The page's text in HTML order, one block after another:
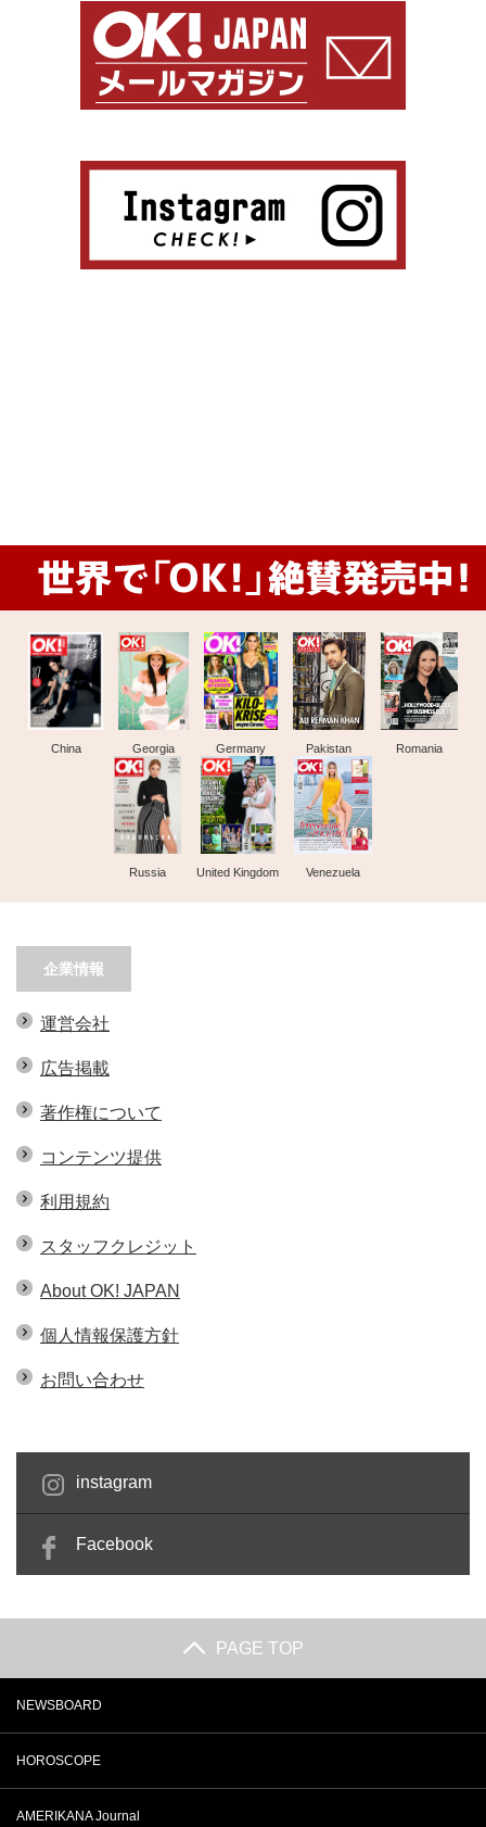
China Georgia Germany Pakistan Romania
Russia United Kingdom Venezuela
企業情報
運営会社
広告掲載
著作権について
コンテンツ提供
利用規約
スタッフクレジット
About OK! JAPAN
個人情報保護方針
お問い合わせ
instagram
Facebook
PAGE TOP
NEWSBOARD
HOROSCOPE
AMERIKANA Journal